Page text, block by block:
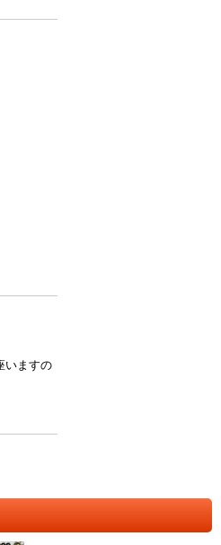
いますの